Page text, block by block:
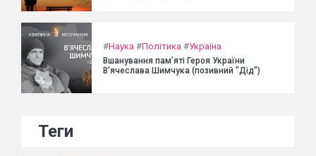
#Наука #Політика #Україна
Вшанування пам’яті Героя України
В'ячеслава Шимчука (позивний "Дід")
Теги